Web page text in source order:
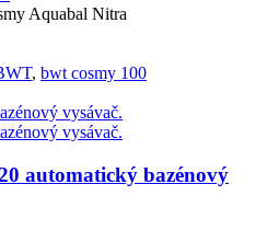
Aquabal Nitra
, bwt cosmy 100
automatický bazénový